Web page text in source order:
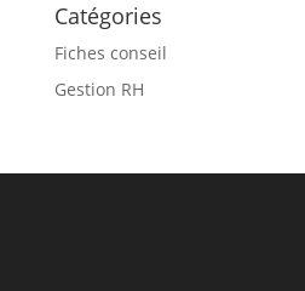
Catégories
Fiches conseil
Gestion RH